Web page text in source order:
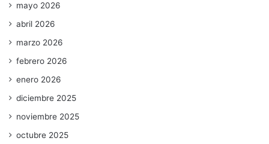
mayo 2026
abril 2026
marzo 2026
febrero 2026
enero 2026
diciembre 2025
noviembre 2025
octubre 2025